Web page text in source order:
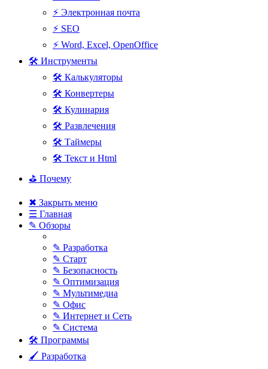
⚡ Электронная почта
⚡ SEO
⚡ Word, Excel, OpenOffice
🛠 Инструменты
🛠 Калькуляторы
🛠 Конвертеры
🛠 Кулинария
🛠 Развлечения
🛠 Таймеры
🛠 Текст и Html
⛳ Почему
✖ Закрыть меню
☰ Главная
✎ Обзоры
✎ Разработка
✎ Старт
✎ Безопасность
✎ Оптимизация
✎ Мультимедиа
✎ Офис
✎ Интернет и Сеть
✎ Система
🛠 Программы
🖌 Разработка